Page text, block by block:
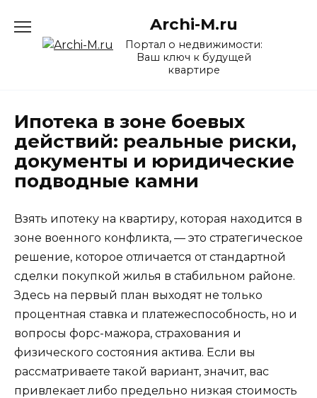
содержанию
Archi-M.ru
Портал о недвижимости:
Ваш ключ к будущей
квартире
Ипотека в зоне боевых
действий: реальные риски,
документы и юридические
подводные камни
Взять ипотеку на квартиру, которая находится в
зоне военного конфликта, — это стратегическое
решение, которое отличается от стандартной
сделки покупкой жилья в стабильном районе.
Здесь на первый план выходят не только
процентная ставка и платежеспособность, но и
вопросы форс-мажора, страхования и
физического состояния актива. Если вы
рассматриваете такой вариант, значит, вас
привлекает либо предельно низкая стоимость